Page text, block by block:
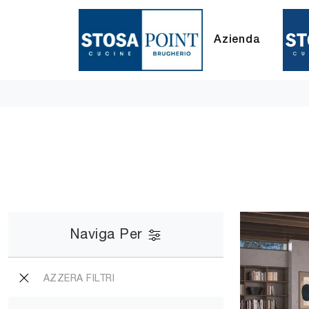
Azienda
Naviga Per
AZZERA FILTRI